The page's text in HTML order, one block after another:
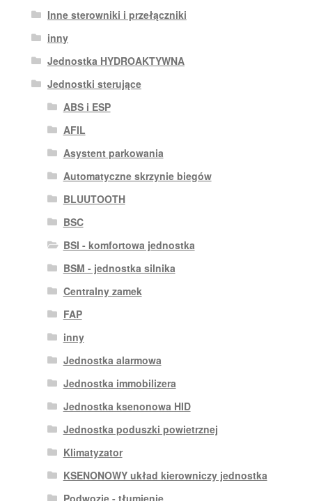
Inne sterowniki i przełączniki
inny
Jednostka HYDROAKTYWNA
Jednostki sterujące
ABS i ESP
AFIL
Asystent parkowania
Automatyczne skrzynie biegów
BLUUTOOTH
BSC
BSI - komfortowa jednostka
BSM - jednostka silnika
Centralny zamek
FAP
inny
Jednostka alarmowa
Jednostka immobilizera
Jednostka ksenonowa HID
Jednostka poduszki powietrznej
Klimatyzator
KSENONOWY układ kierowniczy jednostka